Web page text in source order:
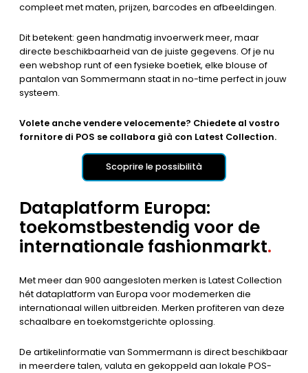
compleet met maten, prijzen, barcodes en afbeeldingen.
Dit betekent: geen handmatig invoerwerk meer, maar
directe beschikbaarheid van de juiste gegevens. Of je nu
een webshop runt of een fysieke boetiek, elke blouse of
pantalon van Sommermann staat in no-time perfect in jouw
systeem.
Volete anche vendere velocemente? Chiedete al vostro
fornitore di POS se collabora già con Latest Collection.
Scoprire le possibilità
Dataplatform Europa:
toekomstbestendig voor de
internationale fashionmarkt.
Met meer dan 900 aangesloten merken is Latest Collection
hét dataplatform van Europa voor modemerken die
internationaal willen uitbreiden. Merken profiteren van deze
schaalbare en toekomstgerichte oplossing.
De artikelinformatie van Sommermann is direct beschikbaar
in meerdere talen, valuta en gekoppeld aan lokale POS-